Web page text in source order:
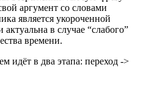
аргумент со словами
является укороченной
в случае “слабого”
времени.
идёт в два этапа: переход ->